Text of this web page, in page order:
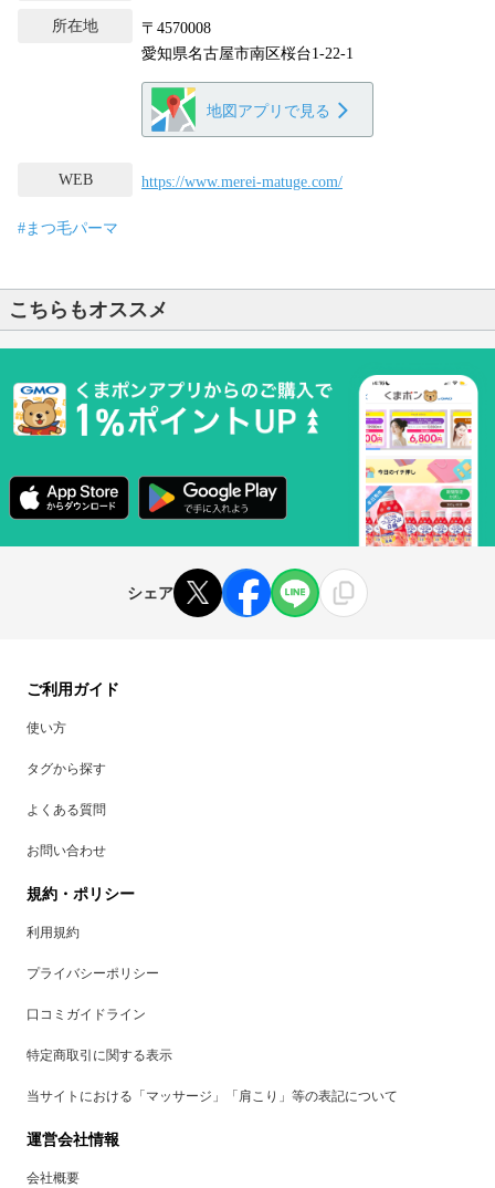
所在地
〒4570008
愛知県名古屋市南区桜台1-22-1
地図アプリで見る
WEB https://www.merei-matuge.com/
#まつ毛パーマ
こちらもオススメ
シェア
ご利用ガイド
使い方
タグから探す
よくある質問
お問い合わせ
規約・ポリシー
利用規約
プライバシーポリシー
口コミガイドライン
特定商取引に関する表示
当サイトにおける「マッサージ」「肩こり」等の表記について
運営会社情報
会社概要